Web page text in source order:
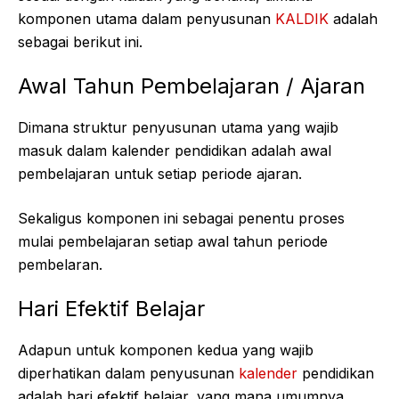
komponen utama dalam penyusunan KALDIK adalah
sebagai berikut ini.
Awal Tahun Pembelajaran / Ajaran
Dimana struktur penyusunan utama yang wajib
masuk dalam kalender pendidikan adalah awal
pembelajaran untuk setiap periode ajaran.
Sekaligus komponen ini sebagai penentu proses
mulai pembelajaran setiap awal tahun periode
pembelaran.
Hari Efektif Belajar
Adapun untuk komponen kedua yang wajib
diperhatikan dalam penyusunan kalender pendidikan